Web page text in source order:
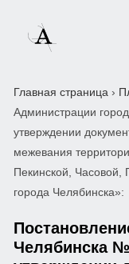
Главная страница ›
Администрации
утверждении
межевания
Пекинской, Часовой,
города Челябинска»:
Челябинска №